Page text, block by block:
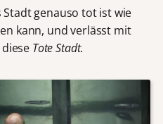
genauso tot ist wie
kann, und verlässt mit
Tote Stadt.